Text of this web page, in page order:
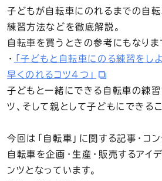
子どもが自転車にのれるまでの自
練習方法などを徹底解説。
自転車を買うときの参考にもなりま
・
「子どもと自転車にのる練習をし
早くのれるコツ4つ」
子どもと一緒にできる自転車の練習
ツ、そして親として子どもにできる
今回は「自転車」に関する記事・コン
自転車を企画・生産・販売するアイ
ンツとなっています。